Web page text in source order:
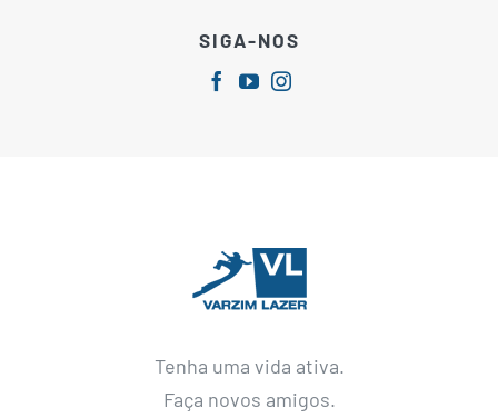
SIGA-NOS
Tenha uma vida ativa.
Faça novos amigos.